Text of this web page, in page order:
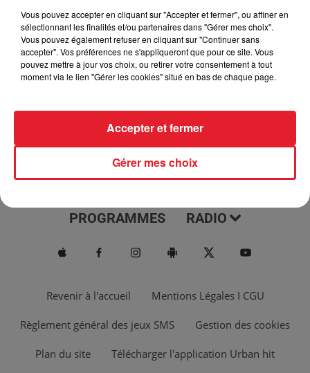
Le Morning Show
ACTUS MUSIQUES
PROGRAMMES RADIO
Revenir à l'accueil Mentions Légales I CGU
Règlement général des jeux SMS Gestion des cookies
Plan du site Télécharger l'application Urban hit
Vous pouvez accepter en cliquant sur "Accepter et fermer", ou affiner en
sélectionnant les finalités et/ou partenaires dans "Gérer mes choix".
Vous pouvez également refuser en cliquant sur "Continuer sans
accepter". Vos préférences ne s'appliqueront que pour ce site. Vous
pouvez mettre à jour vos choix, ou retirer votre consentement à tout
moment via le lien "Gérer les cookies" situé en bas de chaque page.
Gérer mes choix
Accepter et fermer